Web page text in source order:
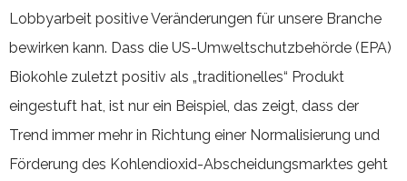
Lobbyarbeit positive Veränderungen für unsere Branche
bewirken kann. Dass die US-Umweltschutzbehörde (EPA)
Biokohle zuletzt positiv als „traditionelles“ Produkt
eingestuft hat, ist nur ein Beispiel, das zeigt, dass der
Trend immer mehr in Richtung einer Normalisierung und
Förderung des Kohlendioxid-Abscheidungsmarktes geht